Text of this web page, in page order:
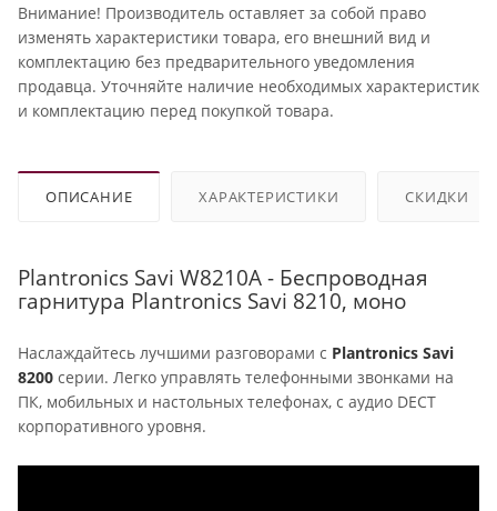
Внимание! Производитель оставляет за собой право
изменять характеристики товара, его внешний вид и
комплектацию без предварительного уведомления
продавца. Уточняйте наличие необходимых характеристик
и комплектацию перед покупкой товара.
ОПИСАНИЕ ХАРАКТЕРИСТИКИ СКИДКИ
Plantronics Savi W8210А - Беспроводная
гарнитура Plantronics Savi 8210, моно
Наслаждайтесь лучшими разговорами с Plantronics Savi
8200 серии. Легко управлять телефонными звонками на
ПК, мобильных и настольных телефонах, с аудио DECT
корпоративного уровня.